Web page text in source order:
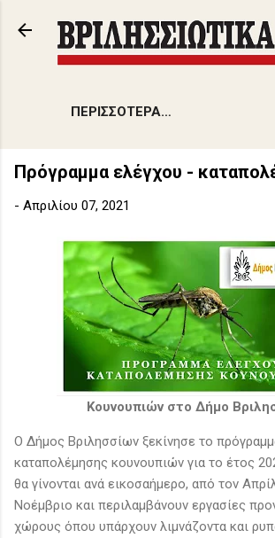
Μετάβαση στο κύριο
ΠΕΡΙΣΣΌΤΕΡΑ…
Πρόγραμμα ελέγχου -
- Απριλίου 07, 2021
Κουνουπιών στο Δήμο
Ο Δήμος Βριλησσίων ξεκίνησε το
καταπολέμησης κουνουπιών για το έτος
θα γίνονται ανά εικοσαήμερο, από τον
Νοέμβριο και περιλαμβάνουν εργασίες
χώρους όπου υπάρχουν λιμνάζοντα και